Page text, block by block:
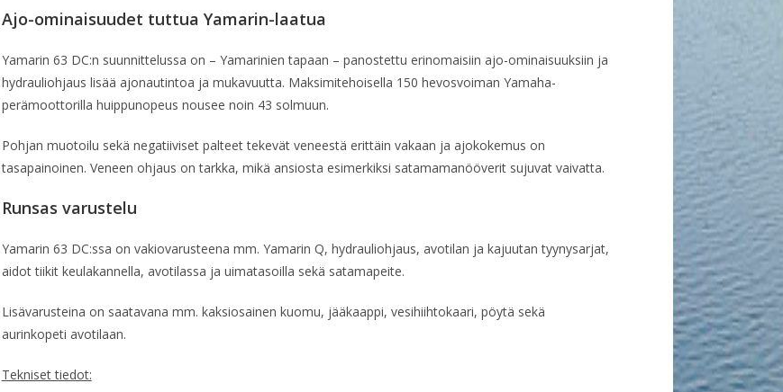
Ajo-ominaisuudet tuttua Yamarin-laatua
Yamarin 63 DC:n suunnittelussa on – Yamarinien tapaan – panostettu erinomaisiin ajo-ominaisuuksiin ja
hydrauliohjaus lisää ajonautintoa ja mukavuutta. Maksimitehoisella 150 hevosvoiman Yamaha-
perämoottorilla huippunopeus nousee noin 43 solmuun.
Pohjan muotoilu sekä negatiiviset palteet tekevät veneestä erittäin vakaan ja ajokokemus on
tasapainoinen. Veneen ohjaus on tarkka, mikä ansiosta esimerkiksi satamamanööverit sujuvat vaivatta.
Runsas varustelu
Yamarin 63 DC:ssa on vakiovarusteena mm. Yamarin Q, hydrauliohjaus, avotilan ja kajuutan tyynysarjat,
aidot tiikit keulakannella, avotilassa ja uimatasoilla sekä satamapeite.
Lisävarusteina on saatavana mm. kaksiosainen kuomu, jääkaappi, vesihiihtokaari, pöytä sekä
aurinkopeti avotilaan.
Tekniset tiedot: